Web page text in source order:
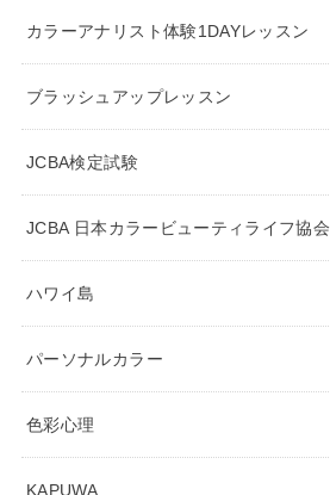
カラーアナリスト体験1DAYレッスン
ブラッシュアップレッスン
JCBA検定試験
JCBA 日本カラービューティライフ協会
ハワイ島
パーソナルカラー
色彩心理
KAPUWA